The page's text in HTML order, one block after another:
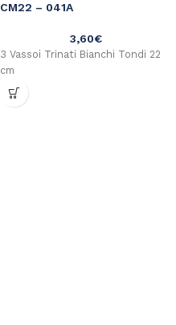
CM22 – 041A
3,60€
3 Vassoi Trinati Bianchi Tondi 22
cm